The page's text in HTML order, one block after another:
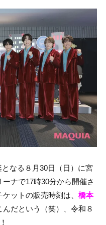
なる８月30日（日）に宮
ナで17時30分から開催さ
ットの販売時刻は、 橋本
だという（笑）、令和８